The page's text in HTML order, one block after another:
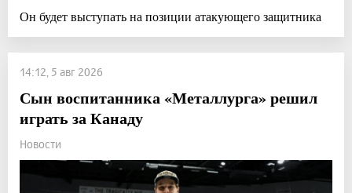
Он будет выступать на позиции атакующего защитника
14:12, 5 авг 2026
Сын воспитанника «Металлурга» решил
играть за Канаду
Новости